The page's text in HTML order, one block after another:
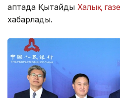
аптада Қытайдың Халық
хабарлады.